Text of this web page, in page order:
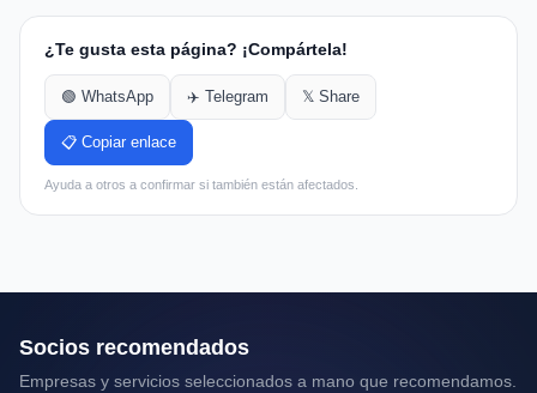
¿Te gusta esta página? ¡Compártela!
🟢 WhatsApp ✈️ Telegram 𝕏 Share
📋 Copiar enlace
Ayuda a otros a confirmar si también están afectados.
Socios recomendados
Empresas y servicios seleccionados a mano que recomendamos.